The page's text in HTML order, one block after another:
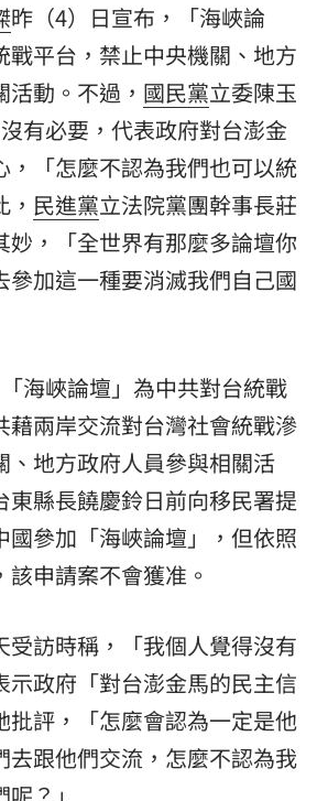
昨（4）日宣布，「海峽論
戰平台，禁止中央機關、地方
動。不過， 國民黨立委陳玉
有必要，代表政府對台澎金
，「怎麼不認為我們也可以統
民進黨立法院黨團幹事長莊
妙，「全世界有那麼多論壇你
參加這一種要消滅我們自己國
海峽論壇」為中共對台統戰
藉兩岸交流對台灣社會統戰滲
、地方政府人員參與相關活
東縣長饒慶鈴日前向移民署提
國參加「海峽論壇」，但依照
申請案不會獲准。
受訪時稱，「我個人覺得沒有
示政府「對台澎金馬的民主信
批評，「怎麼會認為一定是他
去跟他們交流，怎麼不認為我